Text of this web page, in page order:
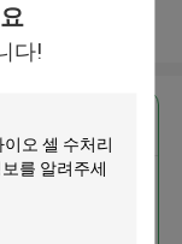
다!
오
적